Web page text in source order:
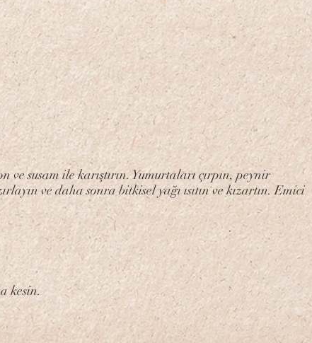
susam ile karıştırın. Yumurtaları çırpın, peynir
ve daha sonra bitkisel yağı ısıtın ve kızartın. Emici
kesin.